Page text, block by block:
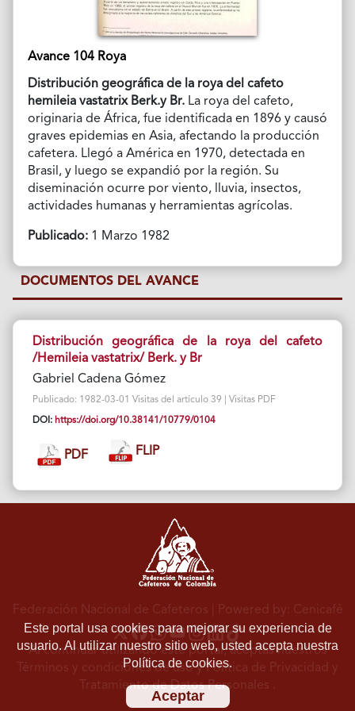
Avance 104 Roya
Distribución geográfica de la roya del cafeto
hemileia vastatrix Berk.y Br. La roya del cafeto,
originaria de África, fue identificada en 1896 y causó
graves epidemias en Asia, afectando la producción
cafetera. Llegó a América en 1970, detectada en
Brasil, y luego se expandió por la región. Su
diseminación ocurre por viento, lluvia, insectos,
actividades humanas y herramientas agrícolas.
Publicado:1 Marzo 1982
DOCUMENTOS DEL AVANCE
Distribución geográfica de la roya del cafeto
/Hemileia vastatrix/ Berk. y Br
Gabriel Cadena Gómez
Publicado: 1982-03-01 Visitas del artículo 39 | Visitas PDF
DOI: https://doi.org/10.38141/10779/0104
PDF FLIP
Este portal usa cookies para mejorar su experiencia de
usuario. Al utilizar nuestro sitio web, usted acepta nuestra
Política de cookies.
Aceptar
Federación Nacional de Cafeteros | Powered by: Cenicafé
Al continuar utilizando este portal, aceptas nuestros
Términos y condiciones de usoyPolítica de Privacidad y
Tratamiento de Datos Personales